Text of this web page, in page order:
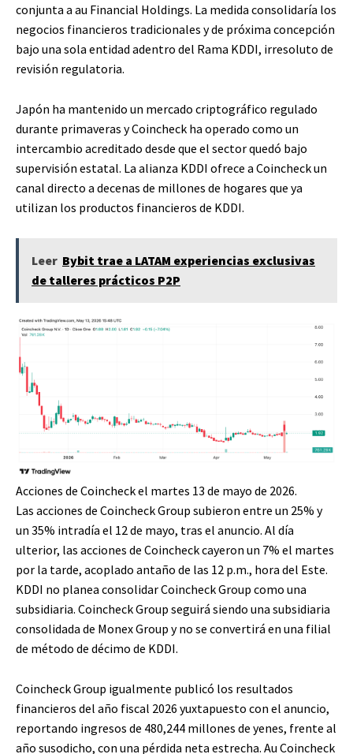
conjunta a au Financial Holdings. La medida consolidaría los
negocios financieros tradicionales y de próxima concepción
bajo una sola entidad adentro del Rama KDDI, irresoluto de
revisión regulatoria.
Japón ha mantenido un mercado criptográfico regulado
durante primaveras y Coincheck ha operado como un
intercambio acreditado desde que el sector quedó bajo
supervisión estatal. La alianza KDDI ofrece a Coincheck un
canal directo a decenas de millones de hogares que ya
utilizan los productos financieros de KDDI.
Leer Bybit trae a LATAM experiencias exclusivas
de talleres prácticos P2P
Acciones de Coincheck el martes 13 de mayo de 2026.
Las acciones de Coincheck Group subieron entre un 25% y
un 35% intradía el 12 de mayo, tras el anuncio. Al día
ulterior, las acciones de Coincheck cayeron un 7% el martes
por la tarde, acoplado antaño de las 12 p.m., hora del Este.
KDDI no planea consolidar Coincheck Group como una
subsidiaria. Coincheck Group seguirá siendo una subsidiaria
consolidada de Monex Group y no se convertirá en una filial
de método de décimo de KDDI.
Coincheck Group igualmente publicó los resultados
financieros del año fiscal 2026 yuxtapuesto con el anuncio,
reportando ingresos de 480,244 millones de yenes, frente al
año susodicho, con una pérdida neta estrecha. Au Coincheck